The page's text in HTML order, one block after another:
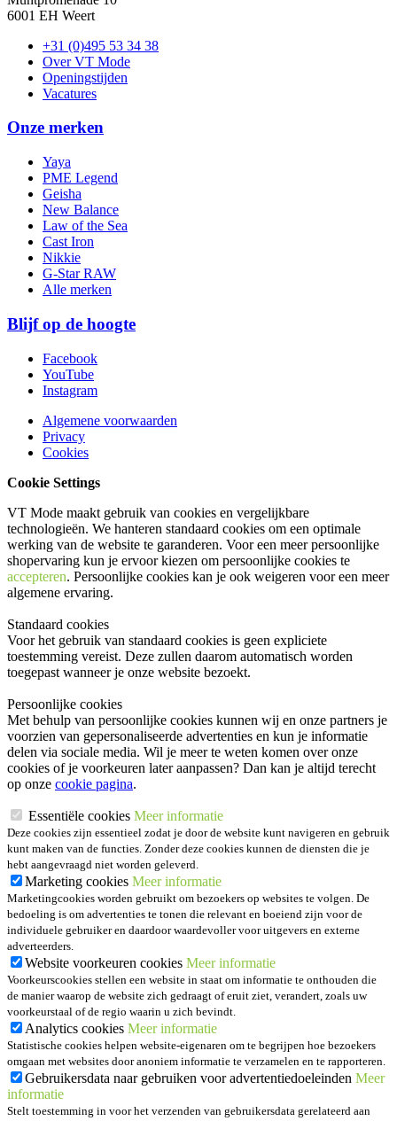
6001 EH Weert
+31 (0)495 53 34 38
Over VT Mode
Openingstijden
Vacatures
Onze merken
Yaya
PME Legend
Geisha
New Balance
Law of the Sea
Cast Iron
Nikkie
G-Star RAW
Alle merken
Blijf op de hoogte
Facebook
YouTube
Instagram
Algemene voorwaarden
Privacy
Cookies
Cookie Settings
VT Mode maakt gebruik van cookies en vergelijkbare
technologieën. We hanteren standaard cookies om een optimale
werking van de website te garanderen. Voor een meer persoonlijke
shopervaring kun je ervoor kiezen om persoonlijke cookies te
accepteren. Persoonlijke cookies kan je ook weigeren voor een meer
algemene ervaring.
Standaard cookies
Voor het gebruik van standaard cookies is geen expliciete
toestemming vereist. Deze zullen daarom automatisch worden
toegepast wanneer je onze website bezoekt.
Persoonlijke cookies
Met behulp van persoonlijke cookies kunnen wij en onze partners je
voorzien van gepersonaliseerde advertenties en kun je informatie
delen via sociale media. Wil je meer te weten komen over onze
cookies of je voorkeuren later aanpassen? Dan kan je altijd terecht
op onze cookie pagina.
Essentiële cookies Meer informatie
Deze cookies zijn essentieel zodat je door de website kunt navigeren en gebruik
kunt maken van de functies. Zonder deze cookies kunnen de diensten die je
hebt aangevraagd niet worden geleverd.
Marketing cookies Meer informatie
Marketingcookies worden gebruikt om bezoekers op websites te volgen. De
bedoeling is om advertenties te tonen die relevant en boeiend zijn voor de
individuele gebruiker en daardoor waardevoller voor uitgevers en externe
adverteerders.
Website voorkeuren cookies Meer informatie
Voorkeurscookies stellen een website in staat om informatie te onthouden die
de manier waarop de website zich gedraagt of eruit ziet, verandert, zoals uw
voorkeurstaal of de regio waarin u zich bevindt.
Analytics cookies Meer informatie
Statistische cookies helpen website-eigenaren om te begrijpen hoe bezoekers
omgaan met websites door anoniem informatie te verzamelen en te rapporteren.
Gebruikersdata naar gebruiken voor advertentiedoeleinden Meer
informatie
Stelt toestemming in voor het verzenden van gebruikersdata gerelateerd aan